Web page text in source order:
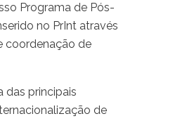
Programa de Pós-
no PrInt através
coordenação de
das principais
de